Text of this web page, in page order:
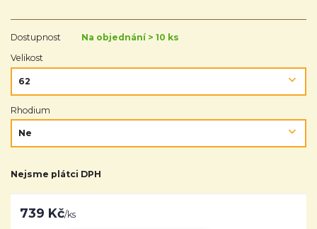
Dostupnost
Na objednání > 10 ks
Velikost
Rhodium
Nejsme plátci DPH
739 Kč/ks